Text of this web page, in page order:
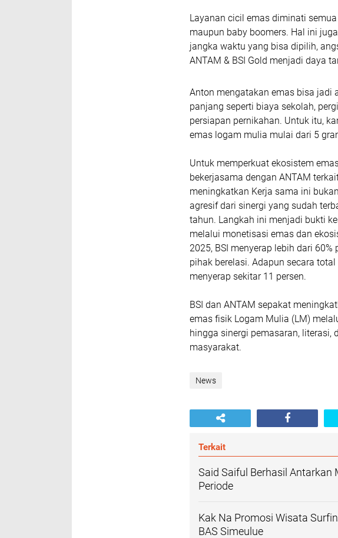
Layanan cicil emas diminati
maupun baby boomers. Hal ini
jangka waktu yang bisa dipilih,
ANTAM & BSI Gold menjadi daya
Anton mengatakan emas bisa jadi
panjang seperti biaya sekolah,
persiapan pernikahan. Untuk itu,
emas logam mulia mulai dari 5
Untuk memperkuat ekosistem
bekerjasama dengan ANTAM
meningkatkan Kerja sama ini
agresif dari sinergi yang sudah
tahun. Langkah ini menjadi bukti
melalui monetisasi emas dan
2025, BSI menyerap lebih dari
pihak berelasi. Adapun secara
menyerap sekitar 11 persen.
BSI dan ANTAM sepakat
emas fisik Logam Mulia (LM)
hingga sinergi pemasaran, literasi,
masyarakat.
News
Terkait
Said Saiful Berhasil Antarkan
Periode
Kak Na Promosi Wisata
BAS Simeulue